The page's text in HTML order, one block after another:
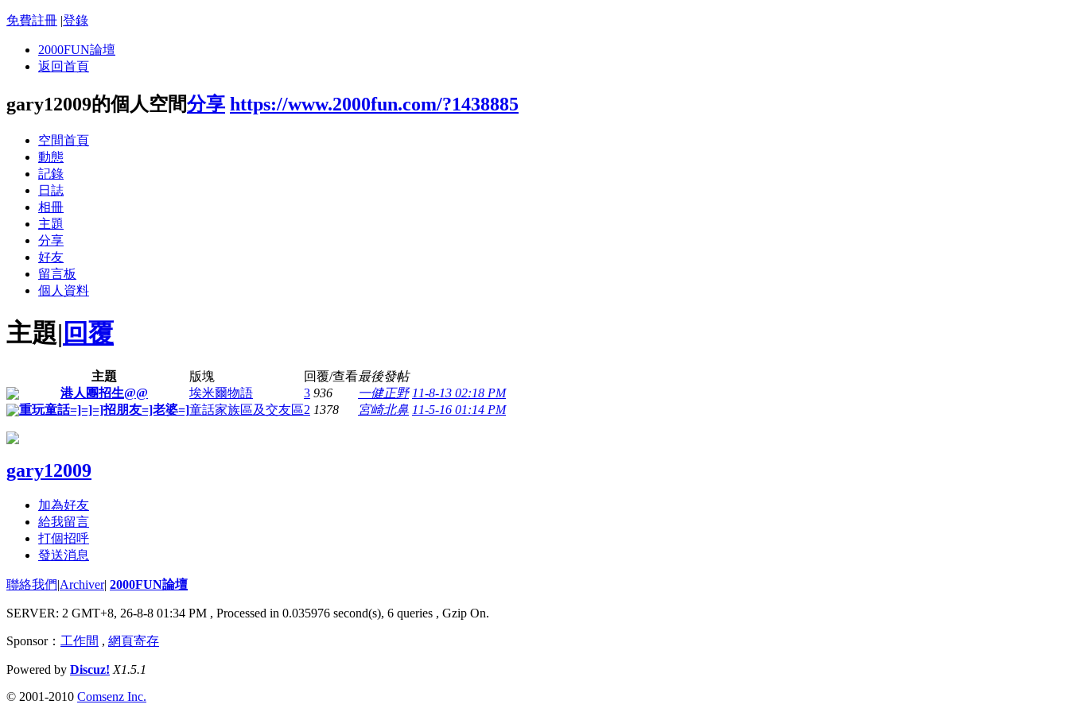
免費註冊 |登錄
2000FUN論壇
返回首頁
gary12009的個人空間分享 https://www.2000fun.com/?1438885
空間首頁
動態
記錄
日誌
相冊
主題
分享
好友
留言板
個人資料
主題| 回覆
主題 版塊 回覆/查看最後發帖
港人團招生@@
埃米爾物語 3 936 一健正野 11-8-13 02:18 PM
重玩童話=]=]=]招朋友=]老婆=]童話家族區及交友區2 1378 宮崎北鼻 11-5-16 01:14 PM
gary12009
加為好友
給我留言
打個招呼
發送消息
聯絡我們|Archiver| 2000FUN論壇
SERVER: 2 GMT+8, 26-8-8 01:34 PM , Processed in 0.035976 second(s), 6 queries , Gzip On.
Sponsor： 工作間 , 網頁寄存
Powered by Discuz! X1.5.1
© 2001-2010 Comsenz Inc.